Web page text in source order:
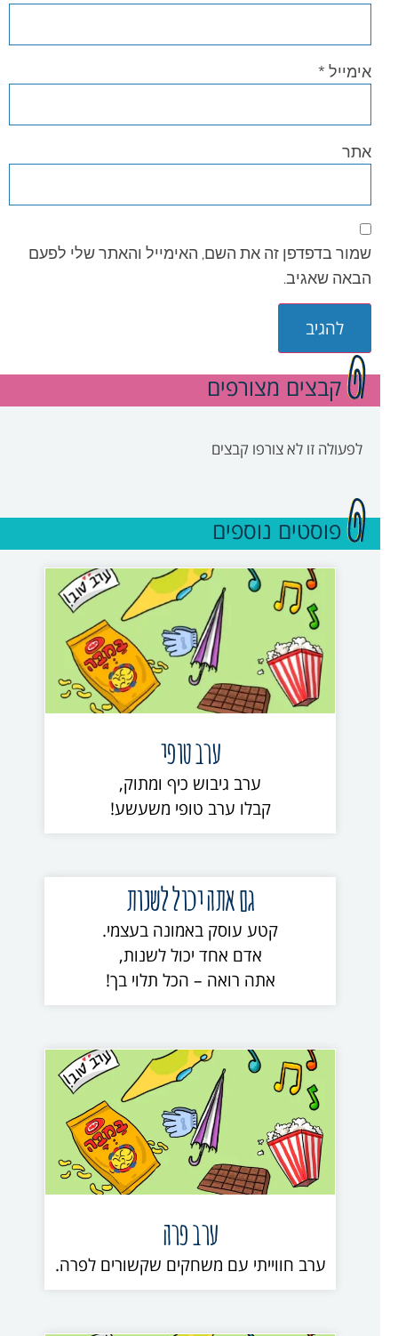
אימייל *
אתר
שמור בדפדפן זה את השם, האימייל והאתר שלי לפעם
הבאה שאגיב.
קבצים מצורפים
לפעולה זו לא צורפו קבצים
פוסטים נוספים
ערב טופי
ערב גיבוש כיף ומתוק,
קבלו ערב טופי משעשע!
גם אתה יכול לשנות
קטע עוסק באמונה בעצמי.
אדם אחד יכול לשנות,
אתה רואה – הכל תלוי בך!
ערב פרה
ערב חווייתי עם משחקים שקשורים לפרה.